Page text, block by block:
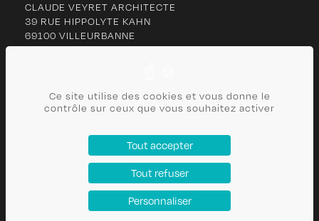
CLAUDE VEYRET ARCHITECTE
39 RUE HIPPOLYTE KAHN
69100 VILLEURBANNE
***********@***il.com
CONTACT
PLAN DU SITE
POLITIQUE DE CONFIDENTIALITÉ
MENTIONS LÉGALES
Ce site utilise des cookies et vous donne le
contrôle sur ceux que vous souhaitez activer
Tout accepter
Tout refuser
Personnaliser